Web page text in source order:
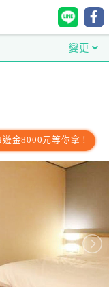
變更
金8000元等你拿！